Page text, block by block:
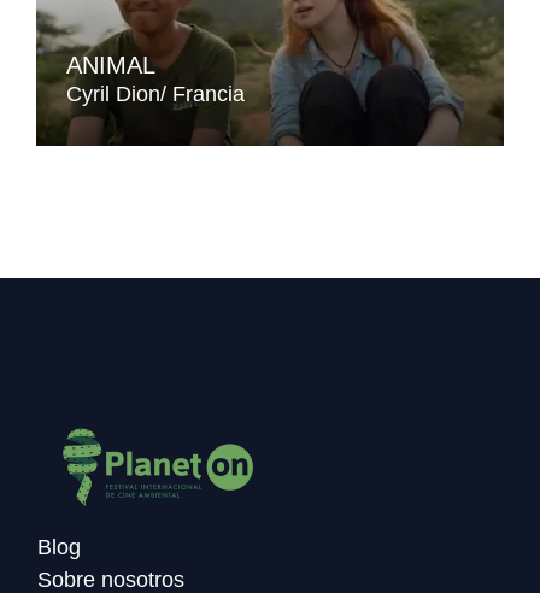
ANIMAL
Cyril Dion Francia
Blog
Sobre nosotros